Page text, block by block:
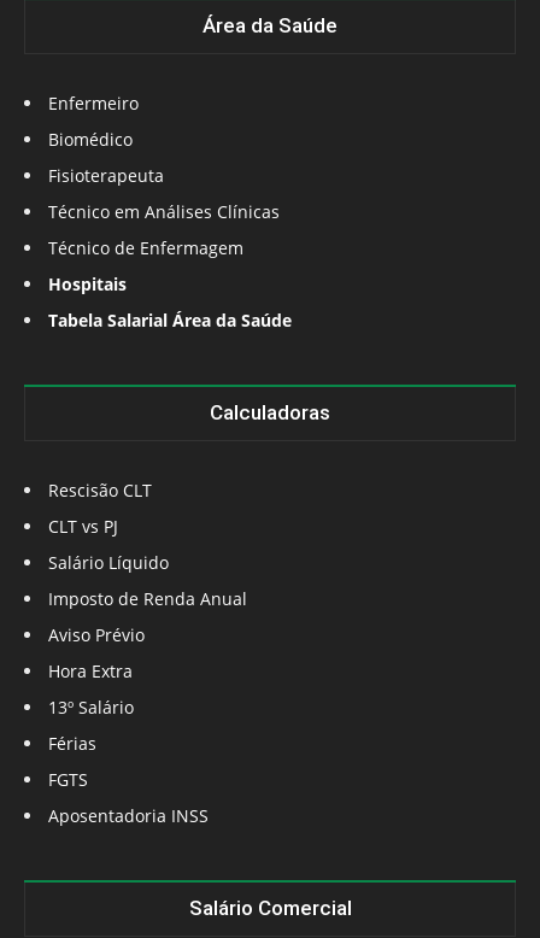
Área da Saúde
Enfermeiro
Biomédico
Fisioterapeuta
Técnico em Análises Clínicas
Técnico de Enfermagem
Hospitais
Tabela Salarial Área da Saúde
Calculadoras
Rescisão CLT
CLT vs PJ
Salário Líquido
Imposto de Renda Anual
Aviso Prévio
Hora Extra
13º Salário
Férias
FGTS
Aposentadoria INSS
Salário Comercial